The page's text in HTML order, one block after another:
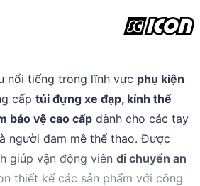
nổi tiếng trong lĩnh vực phụ kiện
cấp túi đựng xe đạp, kính thể
bảo vệ cao cấp dành cho các tay
người đam mê thể thao. Được
giúp vận động viên di chuyển an
thiết kế các sản phẩm với công